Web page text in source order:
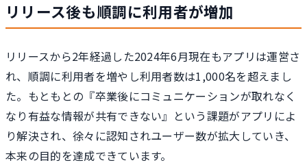
リリース後も順調に利用者が増加
リリースから2年経過した2024年6月現在もアプリは運営さ
れ、順調に利用者を増やし利用者数は1,000名を超えまし
た。もともとの『卒業後にコミュニケーションが取れなく
なり有益な情報が共有できない』という課題がアプリによ
り解決され、徐々に認知されユーザー数が拡大していき、
本来の目的を達成できています。